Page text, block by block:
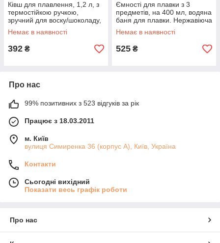
Ківш для плавлення, 1,2 л, з
термостійкою ручкою,
зручний для воску/шоколаду,
ін.
Немає в наявності
392 ₴
Ємності для плавки з 3
предметів, на 400 мл, водяна
баня для плавки. Нержавіюча
сталь.
Немає в наявності
525 ₴
Про нас
99% позитивних з 523 відгуків за рік
Працює з 18.03.2011
м. Київ
вулиця Симиренка 36 (корпус А), Київ, Україна
Контакти
Сьогодні вихідний
Показати весь графік роботи
Про нас